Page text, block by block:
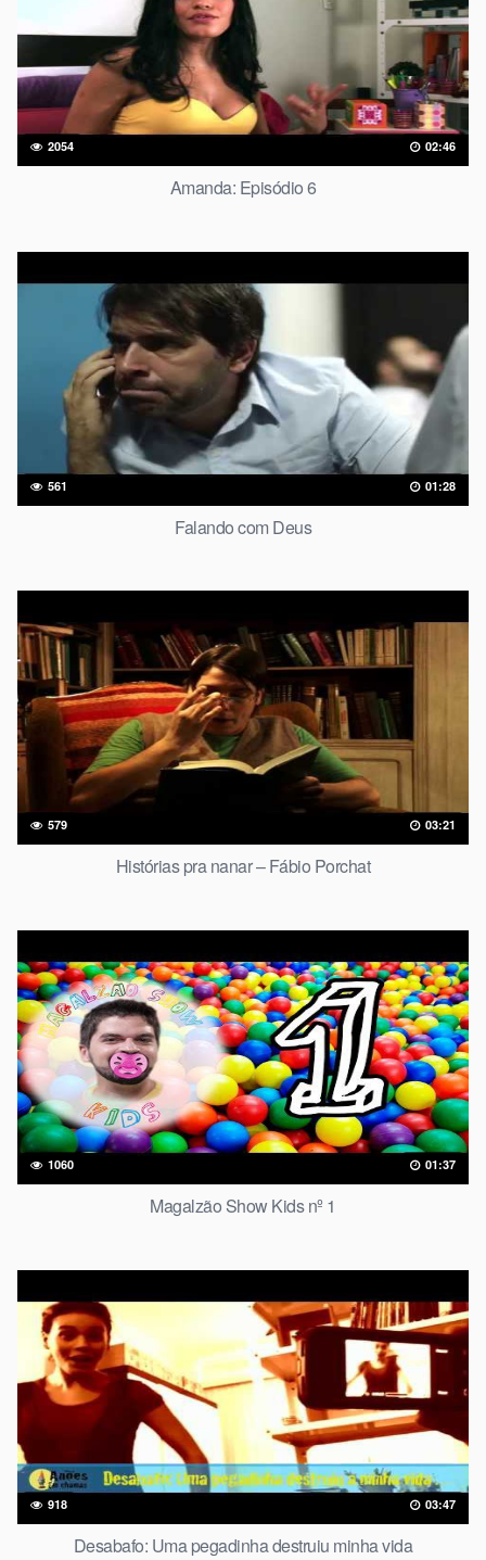
2054 02:46
Amanda: Episódio 6
561 01:28
Falando com Deus
579 03:21
Histórias pra nanar – Fábio Porchat
1060 01:37
Magalzão Show Kids nº 1
918 03:47
Desabafo: Uma pegadinha destruiu minha vida